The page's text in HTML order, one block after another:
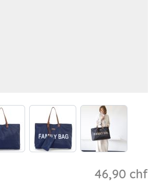
View larger imageView larger imageView larger
46,90 chf